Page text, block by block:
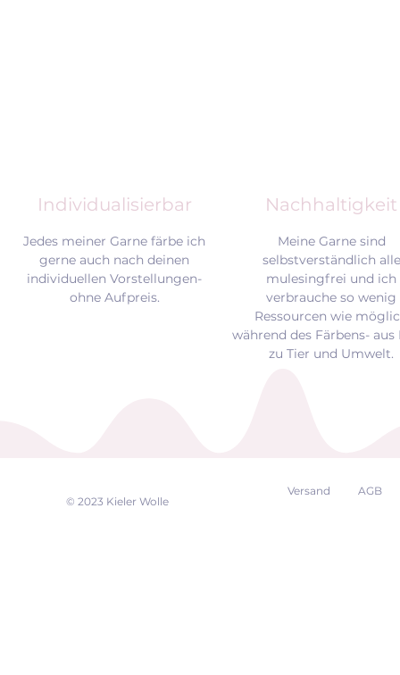
Individualisierbar Nachhaltigkeit
Jedes meiner Garne färbe ich
gerne auch nach deinen
individuellen Vorstellungen-
ohne Aufpreis.
Meine Garne sind
selbstverständlich alle
mulesingfrei und ich
verbrauche so wenig
Ressourcen wie
während des Färbens- aus
zu Tier und Umwelt.
© 2023 Kieler Wolle
Versand AGB